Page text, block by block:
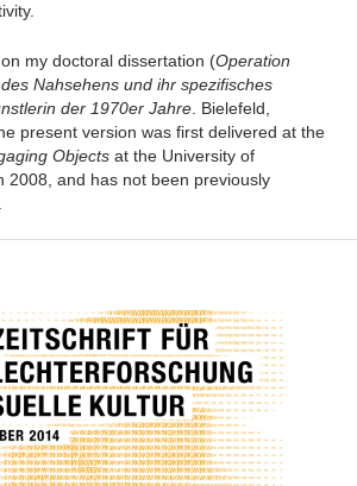
my doctoral dissertation (Operation
Nahsehens und ihr spezifisches
der 1970er Jahre. Bielefeld,
present version was first delivered at the
Objectsat the University of
2008, and has not been previously